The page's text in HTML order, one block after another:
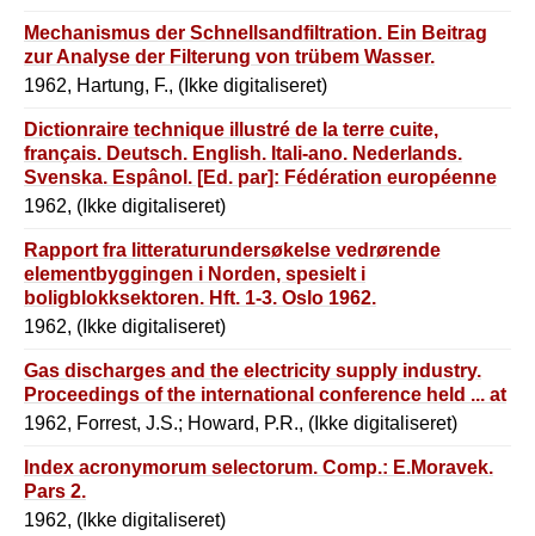
Mechanismus der Schnellsandfiltration. Ein Beitrag
zur Analyse der Filterung von trübem Wasser.
1962, Hartung, F., (Ikke digitaliseret)
Dictionraire technique illustré de la terre cuite,
français. Deutsch. English. Itali-ano. Nederlands.
Svenska. Espânol. [Ed. par]: Fédération européenne
des fabricants de tuiles et de briques.
1962, (Ikke digitaliseret)
Rapport fra litteraturundersøkelse vedrørende
elementbyggingen i Norden, spesielt i
boligblokksektoren. Hft. 1-3. Oslo 1962.
1962, (Ikke digitaliseret)
Gas discharges and the electricity supply industry.
Proceedings of the international conference held ... at
1962, Forrest, J.S.; Howard, P.R., (Ikke digitaliseret)
Index acronymorum selectorum. Comp.: E.Moravek.
Pars 2.
1962, (Ikke digitaliseret)